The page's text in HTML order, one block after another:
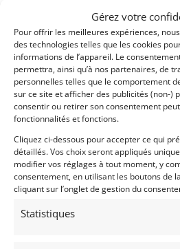
Gérez votre
Pour offrir les meilleures expériences,
des technologies telles que les cookies
informations de l’appareil. Le
permettra, ainsi qu’à nos partenaires, de
personnelles telles que le comportement
sur ce site et afficher des publicités (non-)
consentir ou retirer son consentement
fonctionnalités et fonctions.
Cliquez ci-dessous pour accepter ce qui
détaillés. Vos choix seront appliqués
modifier vos réglages à tout moment, y
consentement, en utilisant les boutons de
cliquant sur l’onglet de gestion du
Statistiques
– Livré avec Contrôle Technique
– Plus de photos sur notre site
Demandez une expertise de
Partager cette annonce
Voir les 161 annonces de